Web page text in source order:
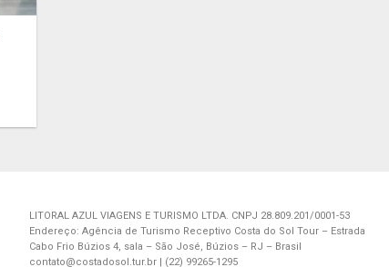
LITORAL AZUL VIAGENS E TURISMO LTDA. CNPJ 28.809.201/0001-53
Endereço: Agência de Turismo Receptivo Costa do Sol Tour – Estrada
Cabo Frio Búzios 4, sala – São José, Búzios – RJ – Brasil
contato@costadosol.tur.br | (22) 99265-1295